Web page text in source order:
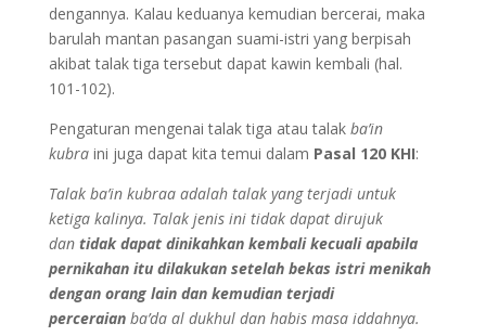
dengannya. Kalau keduanya kemudian bercerai, maka
barulah mantan pasangan suami-istri yang berpisah
akibat talak tiga tersebut dapat kawin kembali (hal.
101-102).
Pengaturan mengenai talak tiga atau talak ba’in
kubraini juga dapat kita temui dalam Pasal 120 KHI:
Talak ba’in kubraa adalah talak yang terjadi untuk
ketiga kalinya. Talak jenis ini tidak dapat dirujuk
dan tidak dapat dinikahkan kembali kecuali apabila
pernikahan itu dilakukan setelah bekas istri menikah
dengan orang lain dan kemudian terjadi
perceraianba’da al dukhul dan habis masa iddahnya.